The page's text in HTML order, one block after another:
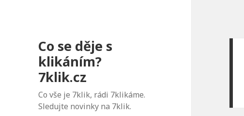
Co se děje s
klikáním?
7klik.cz
Co vše je 7klik, rádi 7klikáme.
Sledujte novinky na 7klik.